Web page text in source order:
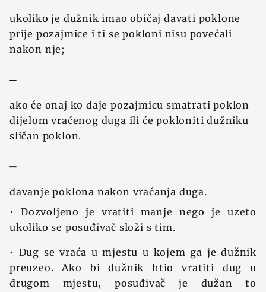
ukoliko je dužnik imao običaj davati poklone
prije pozajmice i ti se pokloni nisu povećali
nakon nje;
–
ako će onaj ko daje pozajmicu smatrati poklon
dijelom vraćenog duga ili će pokloniti dužniku
sličan poklon.
–
davanje poklona nakon vraćanja duga.
• Dozvoljeno je vratiti manje nego je uzeto
ukoliko se posuđivač složi s tim.
• Dug se vraća u mjestu u kojem ga je dužnik
preuzeo. Ako bi dužnik htio vratiti dug u
drugom mjestu, posuđivač je dužan to